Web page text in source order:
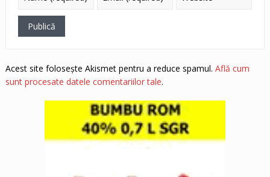
Acest site folosește Akismet pentru a reduce spamul. Află cum
sunt procesate datele comentariilor tale.